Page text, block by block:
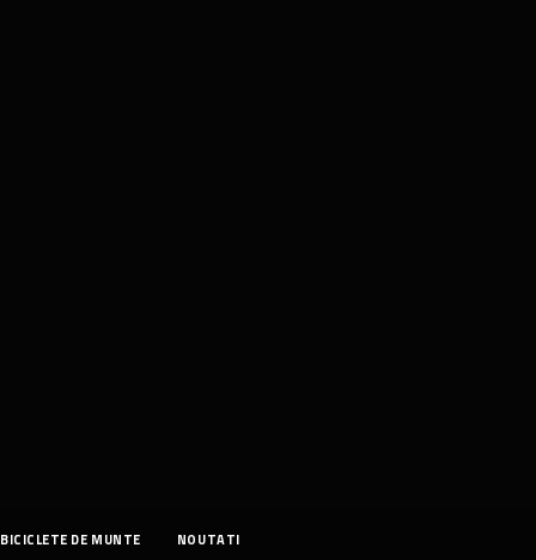
BICICLETE DE MUNTE NOUTATI